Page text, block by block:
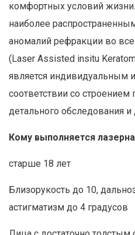
комфортных условий
наиболее
аномалий рефракции во
(Laser Assisted insitu
является индивидуальным
соответствии со строением
детального обследования и
Кому выполняется
старше 18 лет
Близорукость до 10,
астигматизм до 4 градусов